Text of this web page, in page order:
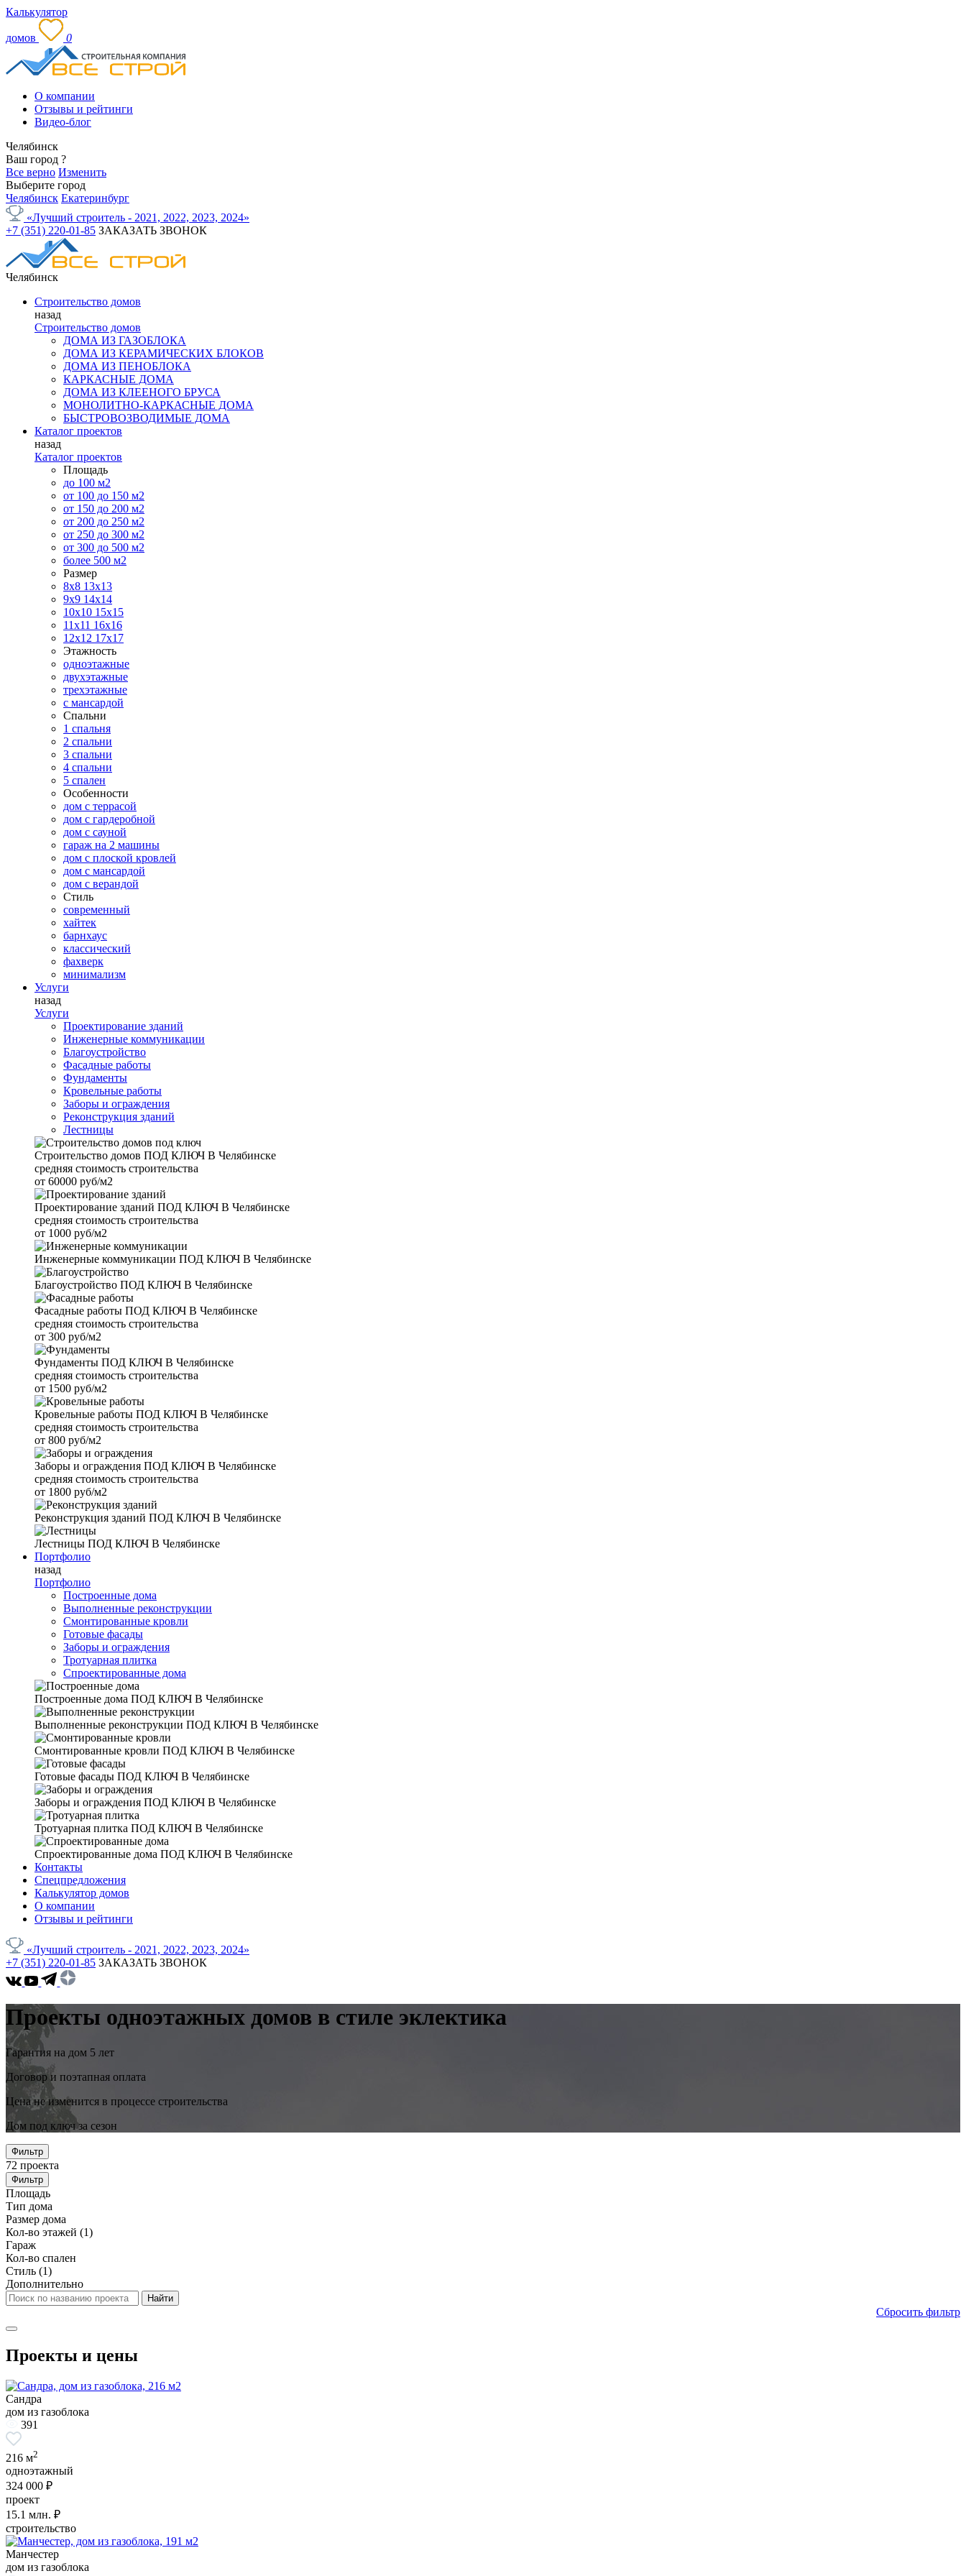
Калькулятор
домов 0
О компании
Отзывы и рейтинги
Видео-блог
Челябинск
Ваш город ?
Все верно Изменить
Выберите город
Челябинск Екатеринбург
«Лучший строитель - 2021, 2022, 2023, 2024»
+7 (351) 220-01-85 ЗАКАЗАТЬ ЗВОНОК
Челябинск
Строительство домов
назад
Строительство домов
ДОМА ИЗ ГАЗОБЛОКА
ДОМА ИЗ КЕРАМИЧЕСКИХ БЛОКОВ
ДОМА ИЗ ПЕНОБЛОКА
КАРКАСНЫЕ ДОМА
ДОМА ИЗ КЛЕЕНОГО БРУСА
МОНОЛИТНО-КАРКАСНЫЕ ДОМА
БЫСТРОВОЗВОДИМЫЕ ДОМА
Каталог проектов
назад
Каталог проектов
Площадь
до 100 м2
от 100 до 150 м2
от 150 до 200 м2
от 200 до 250 м2
от 250 до 300 м2
от 300 до 500 м2
более 500 м2
Размер
8х8 13х13
9х9 14х14
10х10 15х15
11x11 16х16
12х12 17х17
Этажность
одноэтажные
двухэтажные
трехэтажные
с мансардой
Спальни
1 спальня
2 спальни
3 спальни
4 спальни
5 спален
Особенности
дом с террасой
дом с гардеробной
дом с сауной
гараж на 2 машины
дом с плоской кровлей
дом с мансардой
дом с верандой
Стиль
современный
хайтек
барнхаус
классический
фахверк
минимализм
Услуги
назад
Услуги
Проектирование зданий
Инженерные коммуникации
Благоустройство
Фасадные работы
Фундаменты
Кровельные работы
Заборы и ограждения
Реконструкция зданий
Лестницы
Строительство домов ПОД КЛЮЧ В Челябинске
средняя стоимость строительства
от 60000 руб/м2
Проектирование зданий ПОД КЛЮЧ В Челябинске
средняя стоимость строительства
от 1000 руб/м2
Инженерные коммуникации ПОД КЛЮЧ В Челябинске
Благоустройство ПОД КЛЮЧ В Челябинске
Фасадные работы ПОД КЛЮЧ В Челябинске
средняя стоимость строительства
от 300 руб/м2
Фундаменты ПОД КЛЮЧ В Челябинске
средняя стоимость строительства
от 1500 руб/м2
Кровельные работы ПОД КЛЮЧ В Челябинске
средняя стоимость строительства
от 800 руб/м2
Заборы и ограждения ПОД КЛЮЧ В Челябинске
средняя стоимость строительства
от 1800 руб/м2
Реконструкция зданий ПОД КЛЮЧ В Челябинске
Лестницы ПОД КЛЮЧ В Челябинске
Портфолио
назад
Портфолио
Построенные дома
Выполненные реконструкции
Смонтированные кровли
Готовые фасады
Заборы и ограждения
Тротуарная плитка
Спроектированные дома
Построенные дома ПОД КЛЮЧ В Челябинске
Выполненные реконструкции ПОД КЛЮЧ В Челябинске
Смонтированные кровли ПОД КЛЮЧ В Челябинске
Готовые фасады ПОД КЛЮЧ В Челябинске
Заборы и ограждения ПОД КЛЮЧ В Челябинске
Тротуарная плитка ПОД КЛЮЧ В Челябинске
Спроектированные дома ПОД КЛЮЧ В Челябинске
Контакты
Спецпредложения
Калькулятор домов
О компании
Отзывы и рейтинги
«Лучший строитель - 2021, 2022, 2023, 2024»
+7 (351) 220-01-85 ЗАКАЗАТЬ ЗВОНОК
Проекты одноэтажных домов в стиле эклектика
Гарантия на дом 5 лет
Договор и поэтапная оплата
Цена не изменится в процессе строительства
Дом под ключ за сезон
Фильтр
72 проекта
Фильтр
Площадь
Тип дома
Размер дома
Кол-во этажей (1)
Гараж
Кол-во спален
Стиль (1)
Дополнительно
Сбросить фильтр
Проекты и цены
Сандра
дом из газоблока
391
216 м2
одноэтажный
324 000 ₽
проект
15.1 млн. ₽
строительство
Манчестер
дом из газоблока